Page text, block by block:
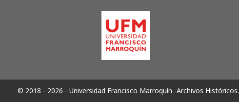
© 2018 - 2026 - Universidad Francisco Marroquín -Archivos Históricos.